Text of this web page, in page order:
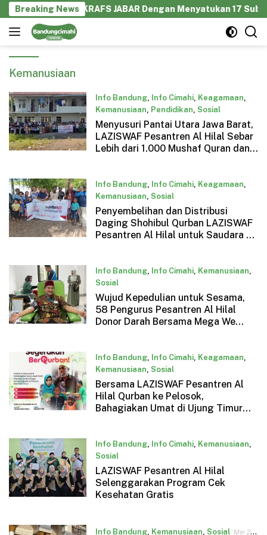
Langsung
ke
konten
Breaking NewsGEKRAFS JABAR Dengan Menyatukan 17
Kemanusiaan
Info Bandung, Info Cimahi, Keagamaan,
Kemanusiaan, Pendidikan, Sosial
Juni 14, 2025
Menyusuri Pantai Utara Jawa Barat,
LAZISWAF Pesantren Al Hilal Sebar
Lebih dari 1.000 Mushaf Quran dan
Info Bandung, Info Cimahi, Keagamaan,
Kemanusiaan, Sosial
Juni 12, 2025
Penyembelihan dan Distribusi
Daging Shohibul Qurban LAZISWAF
Pesantren Al Hilal untuk Saudara di
Info Bandung, Info Cimahi, Kemanusiaan,
Sosial
Mei 27, 2025
Wujud Kepedulian untuk Sesama,
58 Pengurus Pesantren Al Hilal
Donor Darah Bersama Mega We
Info Bandung, Info Cimahi, Keagamaan,
Kemanusiaan, Sosial
Mei 25, 2025
Bersama LAZISWAF Pesantren Al
Hilal Qurban ke Pelosok,
Bahagiakan Umat di Ujung Timur
Info Bandung, Info Cimahi, Kemanusiaan,
Sosial
Mei 25, 2025
LAZISWAF Pesantren Al Hilal
Selenggarakan Program Cek
Kesehatan Gratis
Info Bandung, Kemanusiaan, Sosial Mei 25,